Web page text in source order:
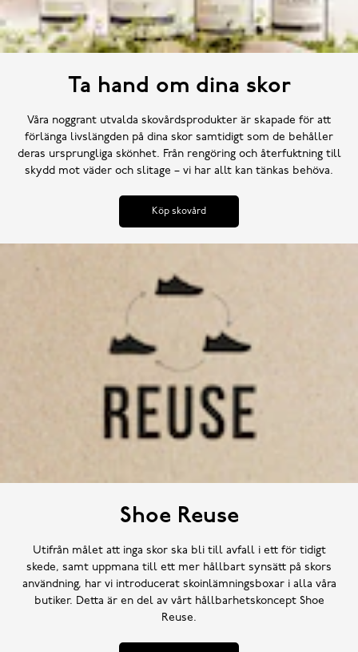
Ta hand om dina skor
Våra noggrant utvalda skovårdsprodukter är skapade för att
förlänga livslängden på dina skor samtidigt som de behåller
deras ursprungliga skönhet. Från rengöring och återfuktning till
skydd mot väder och slitage – vi har allt kan tänkas behöva.
Köp skovård
Shoe Reuse
Utifrån målet att inga skor ska bli till avfall i ett för tidigt
skede, samt uppmana till ett mer hållbart synsätt på skors
användning, har vi introducerat skoinlämningsboxar i alla våra
butiker. Detta är en del av vårt hållbarhetskoncept Shoe
Reuse.